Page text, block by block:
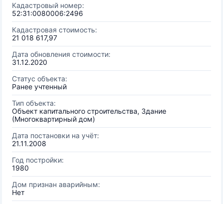
Кадастровый номер:
52:31:0080006:2496
Кадастровая стоимость:
21 018 617,97
Дата обновления стоимости:
31.12.2020
Статус объекта:
Ранее учтенный
Тип объекта:
Объект капитального строительства, Здание
(Многоквартирный дом)
Дата постановки на учёт:
21.11.2008
Год постройки:
1980
Дом признан аварийным:
Нет